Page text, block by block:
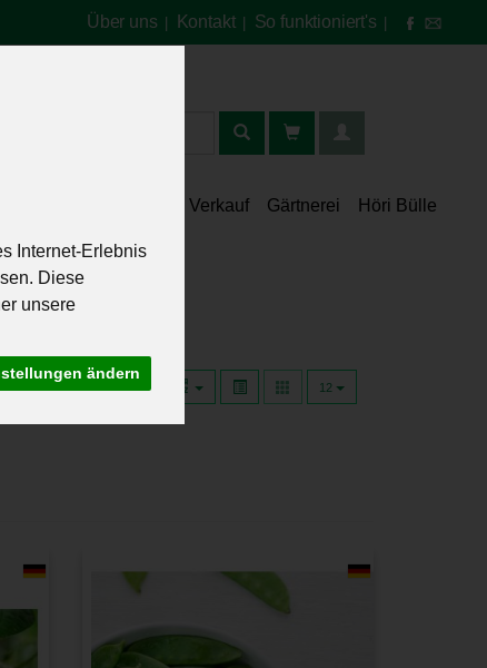
Internet-Erlebnis
Diese
unsere
ändern
Über uns Kontakt| So funktioniert's
Verkauf Gärtnerei Höri Bülle
12